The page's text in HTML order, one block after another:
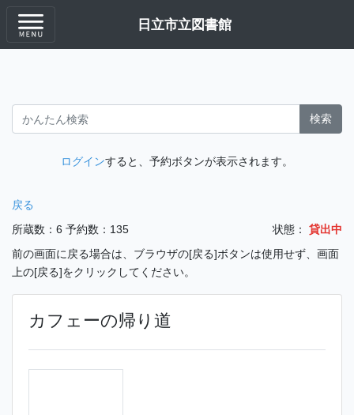
日立市立図書館
検索
ログインすると、予約ボタンが表示されます。
戻る
所蔵数：6 予約数：135 状態：
貸出中
前の画面に戻る場合は、ブラウザの[戻る]ボタンは使用せず、画面
上の[戻る]をクリックしてください。
カフェーの帰り道